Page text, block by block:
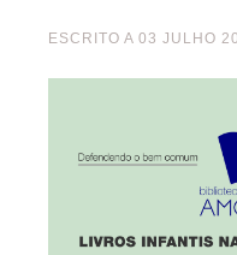
ESCRITO A 03 JULHO